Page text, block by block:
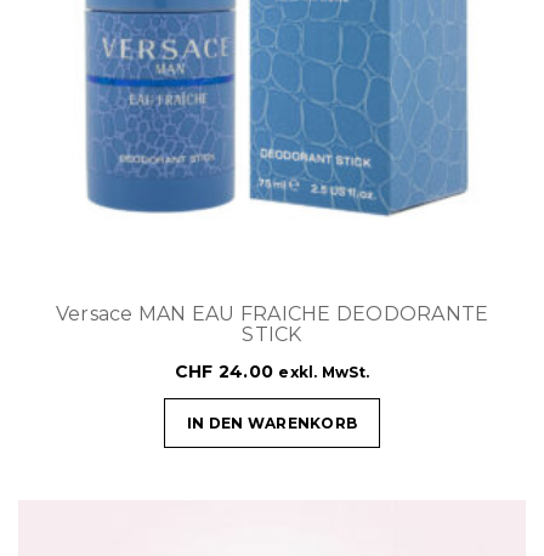
Versace MAN EAU FRAICHE DEODORANTE
STICK
CHF 24.00 exkl. MwSt.
IN DEN WARENKORB